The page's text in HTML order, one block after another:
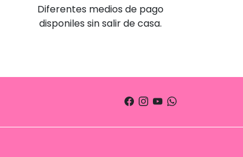
Diferentes medios de pago
disponiles sin salir de casa.